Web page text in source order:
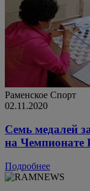
Раменское Спорт
02.11.2020
Семь медалей
на
Подробнее